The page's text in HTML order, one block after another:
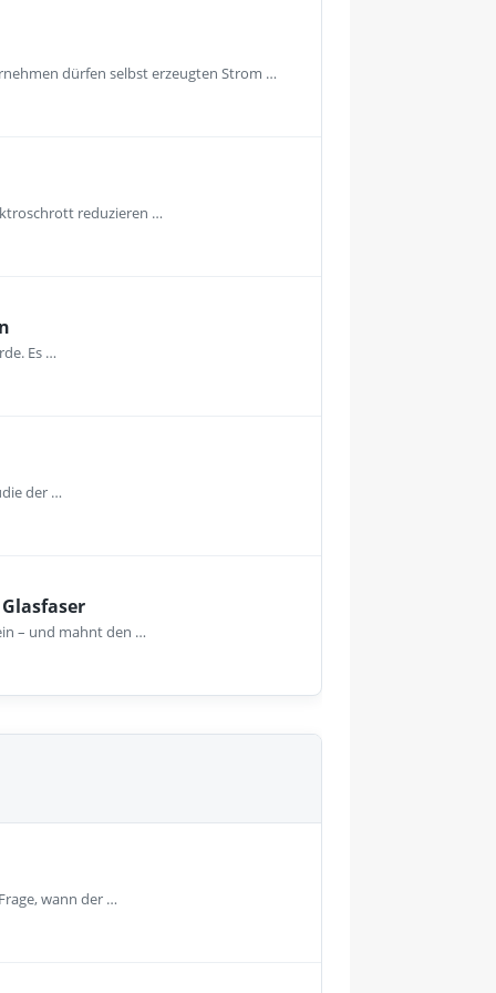
dürfen selbst erzeugten Strom …
reduzieren …
Es …
der …
– und mahnt den …
wann der …